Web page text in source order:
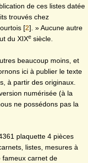
de ces listes datée
trouvés chez
[2] . » Aucune autre
du XIXe siècle.
beaucoup moins, et
ici à publier le texte
à partir des originaux.
numérisée (à la
ne possédons pas la
plaquette 4 pièces
listes, mesures à
fameux carnet de